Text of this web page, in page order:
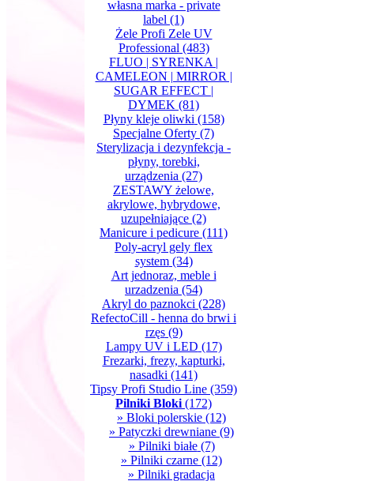
własna marka - private
label (1)
Żele Profi Zele UV
Professional (483)
FLUO | SYRENKA |
CAMELEON | MIRROR |
SUGAR EFFECT |
DYMEK (81)
Płyny kleje oliwki (158)
Specjalne Oferty (7)
Sterylizacja i dezynfekcja -
płyny, torebki,
urządzenia (27)
ZESTAWY żelowe,
akrylowe, hybrydowe,
uzupełniające (2)
Manicure i pedicure (111)
Poly-acryl gely flex
system(34)
Art jednoraz, meble i
urzadzenia (54)
Akryl do paznokci (228)
RefectoCill - henna do brwi i
rzęs(9)
Lampy UV i LED (17)
Frezarki, frezy, kapturki,
nasadki (141)
Tipsy Profi Studio Line (359)
Pilniki Bloki (172)
» Bloki polerskie (12)
» Patyczki drewniane (9)
» Pilniki białe(7)
» Pilniki czarne (12)
» Pilniki gradacja